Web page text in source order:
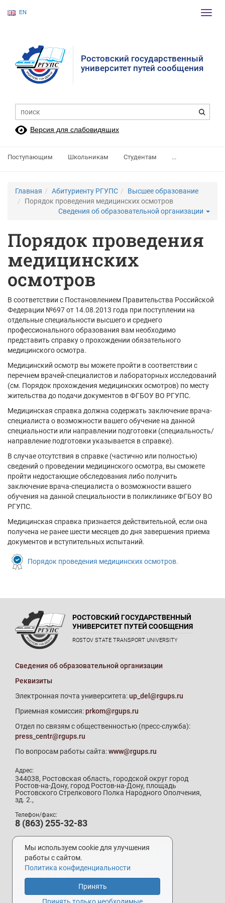
EN
Ростовский государственный
университет путей сообщения
Версия для слабовидящих
Поступающим Школьникам Студентам ...
Главная Абитуриенту РГУПС
Высшее образование
Порядок проведения медицинских осмотров
Сведения об образовательной организации
Порядок проведения
медицинских
осмотров
В соответствии с Постановлением Правительства Российской
Федерации №697 от 14.08.2013 года при поступлении на
отдельные специальности высшего и среднего
профессионального образования вам необходимо
представить справку о прохождении обязательного
медицинского осмотра.
Медицинский осмотр вы можете пройти в соответствии с
перечнем врачей-специалистов и лабораторных исследований
(см. Порядок прохождения медицинских осмотров) по месту
жительства до подачи документов в ФГБОУ ВО РГУПС.
Медицинская справка должна содержать заключение врача-
специалиста о возможности вашего обучение на данной
специальности или направлении подготовки (специальность/
направление подготовки указывается в справке).
В случае отсутствия в справке (частично или полностью)
сведений о проведении медицинского осмотра, вы сможете
пройти недостающие обследования либо получить
заключение врача-специалиста о возможности вашего
обучения на данной специальности в поликлинике ФГБОУ ВО
РГУПС.
Медицинская справка признается действительной, если она
получена не ранее шести месяцев до дня завершения приема
документов и вступительных испытаний.
Порядок проведения медицинских осмотров.
РОСТОВСКИЙ ГОСУДАРСТВЕННЫЙ
УНИВЕРСИТЕТ ПУТЕЙ СООБЩЕНИЯ
ROSTOV STATE TRANSPORT UNIVERSITY
Сведения об образовательной организации
Реквизиты
Электронная почта университета:up_del@rgups.ru
Приемная комиссия:prkom@rgups.ru
Отдел по связям с общественностью (пресс-служба):
press_centr@rgups.ru
По вопросам работы сайта:www@rgups.ru
Адрес:
344038, Ростовская область, городской округ город
Ростов-на-Дону, город Ростов-на-Дону, площадь
Ростовского Стрелкового Полка Народного Ополчения,
зд. 2.,
Телефон/факс:
8 (863) 255-32-83
Телефон приемной комиссии:
8 (800) 707-19-29
8 (863) 272-64-88
Разработка и поддержка –УИ РГУПС
Мы используем cookie для улучшения
работы с сайтом.
Политика конфиденциальности
Принять